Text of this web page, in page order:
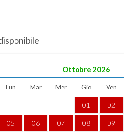
Ottobre 2026
Lun Mar Mer Gio Ven
01 02
05 06 07 08 09